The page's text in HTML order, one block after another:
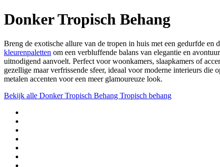
Donker Tropisch Behang
Breng de exotische allure van de tropen in huis met een gedurfde
kleurenpaletten om een verbluffende balans van elegantie en
uitnodigend aanvoelt. Perfect voor woonkamers, slaapkamers of
gezellige maar verfrissende sfeer, ideaal voor moderne interieurs
metalen accenten voor een meer glamoureuze look.
Bekijk alle Donker Tropisch Behang Tropisch behang